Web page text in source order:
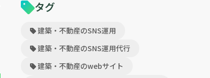
タグ
建築・不動産のSNS運用
建築・不動産のSNS運用代行
建築・不動産のwebサイト